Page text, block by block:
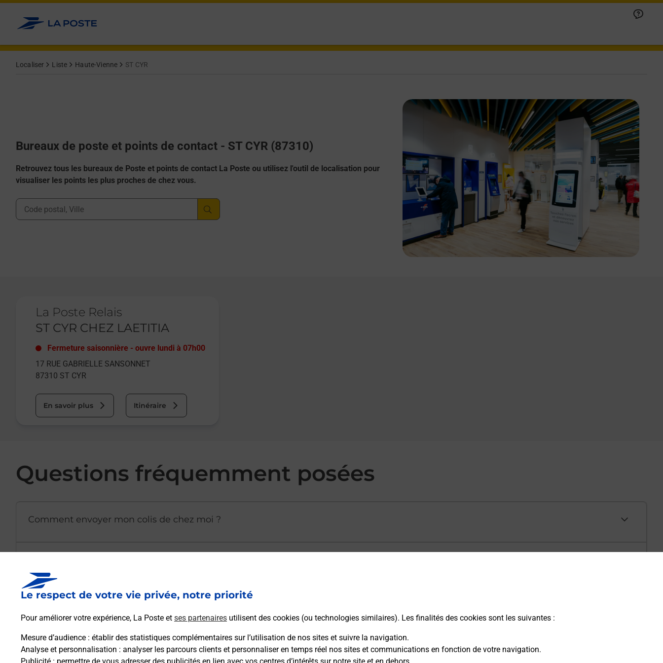
Le respect de votre vie privée, notre priorité
Pour améliorer votre expérience, La Poste et ses partenaires utilisent des cookies (ou technologies similaires). Les finalités des cookies sont les suivantes :
Mesure d’audience : établir des statistiques complémentaires sur l’utilisation de nos sites et suivre la navigation.
Analyse et personnalisation : analyser les parcours clients et personnaliser en temps réel nos sites et communications en fonction de votre navigation.
Allez au contenu
Localiser Liste Haute-Vienne ST CYR
Bureaux de poste et points de contact - ST CYR (87310)
Retrouvez tous les bureaux de Poste et points de contact La Poste ou utilisez l'outil de localisation pour
visualiser les points les plus proches de chez vous.
Ville, Département, Code Postal
La Poste Relais
ST CYR CHEZ LAETITIA
Fermeture saisonnière - ouvre lundi à 07h00
17 RUE GABRIELLE SANSONNET
87310 ST CYR
En savoir plus Itinéraire
Questions fréquemment posées
Comment envoyer mon colis de chez moi ?
Afficher ou masquer la réponse
Afficher ou masquer la réponse
Comment demander une modification de livraison ?
Afficher ou masquer la réponse
Comment La Poste participe-t-elle à votre sécurité au quotidien ?
Afficher ou masquer la réponse
Afficher ou masquer la réponse